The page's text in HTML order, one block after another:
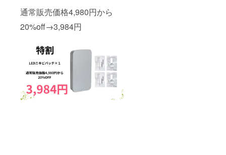
通常販売価格4,980円から
20%off→3,984円